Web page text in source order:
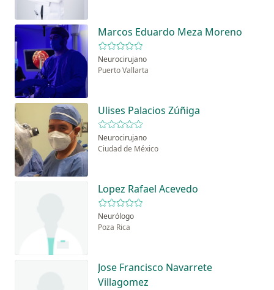
Marcos Eduardo Meza Moreno
Neurocirujano
Puerto Vallarta
Ulises Palacios Zúñiga
Neurocirujano
Ciudad de México
Lopez Rafael Acevedo
Neurólogo
Poza Rica
Jose Francisco Navarrete
Villagomez